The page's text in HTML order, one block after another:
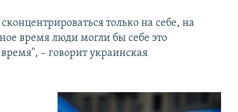
только на себе, на
время люди могли бы себе это
– говорит украинская